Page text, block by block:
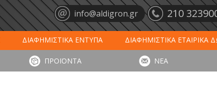
info@aldigron.gr 210
ΔΙΑΦΗΜΙΣΤΙΚΑ ΕΝΤΥΠΑ
ΔΙΑΦΗΜΙΣΤΙΚΑ ΕΤΑΙΡΙΚΑ
ΞΕΝΟΔΟΧΕΙΑ - ΕΣΤΙΑΣΗ ΤΑΠΕΤΑ ΕΙΣΟΔΟΥ
ΠΡΟΪΟΝΤΑ ΝΕΑ